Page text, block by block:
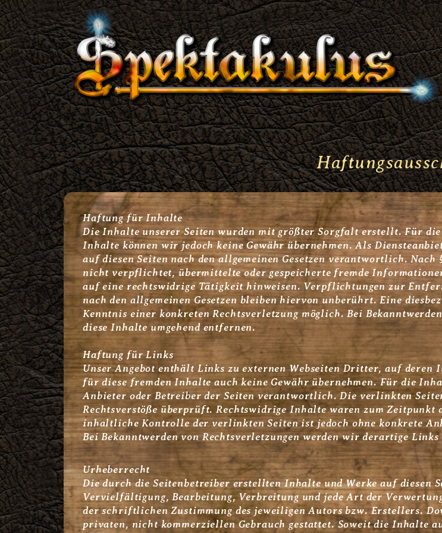
Zum
Inhalt
springen
Haftung für Inhalte
Die Inhalte unserer Seiten wurden mit größter Sorgfalt erstellt. Für
Inhalte können wir jedoch keine Gewähr übernehmen. Als
auf diesen Seiten nach den allgemeinen Gesetzen verantwortlich. Nach
nicht verpflichtet, übermittelte oder gespeicherte fremde
auf eine rechtswidrige Tätigkeit hinweisen. Verpflichtungen zur
nach den allgemeinen Gesetzen bleiben hiervon unberührt. Eine
Kenntnis einer konkreten Rechtsverletzung möglich. Bei
diese Inhalte umgehend entfernen.
Haftung für Links
Unser Angebot enthält Links zu externen Webseiten Dritter, auf
für diese fremden Inhalte auch keine Gewähr übernehmen. Für die
Anbieter oder Betreiber der Seiten verantwortlich. Die verlinkten
Rechtsverstöße überprüft. Rechtswidrige Inhalte waren zum
inhaltliche Kontrolle der verlinkten Seiten ist jedoch ohne konkrete
Bei Bekanntwerden von Rechtsverletzungen werden wir derartige Links
Urheberrecht
Die durch die Seitenbetreiber erstellten Inhalte und Werke auf diesen
Vervielfältigung, Bearbeitung, Verbreitung und jede Art der
der schriftlichen Zustimmung des jeweiligen Autors bzw. Erstellers.
privaten, nicht kommerziellen Gebrauch gestattet. Soweit die Inhalte